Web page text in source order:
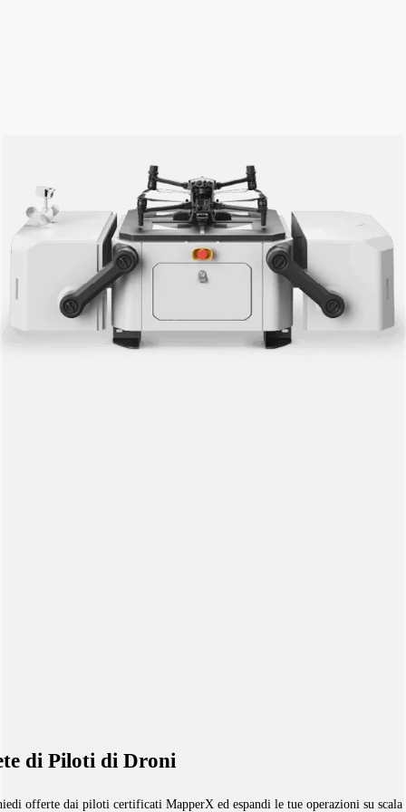
di Piloti di Droni
offerte dai piloti certificati MapperX ed espandi le tue operazioni su scala